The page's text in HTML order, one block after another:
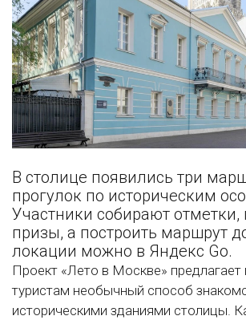
В столице появились три
прогулок по историческим
Участники собирают отметки,
призы, а построить маршрут
локации можно в Яндекс Go.
Проект «Лето в Москве»
туристам необычный способ
историческими зданиями столицы.